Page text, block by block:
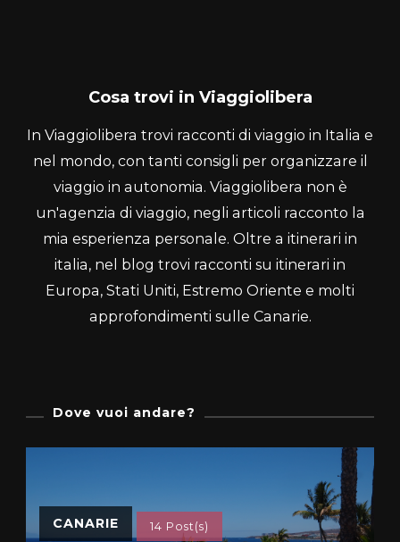
Cosa trovi in Viaggiolibera
In Viaggiolibera trovi racconti di viaggio in Italia e
nel mondo, con tanti consigli per organizzare il
viaggio in autonomia. Viaggiolibera non è
un'agenzia di viaggio, negli articoli racconto la
mia esperienza personale. Oltre a itinerari in
italia, nel blog trovi racconti su itinerari in
Europa, Stati Uniti, Estremo Oriente e molti
approfondimenti sulle Canarie.
Dove vuoi andare?
CANARIE 14 Post(s)